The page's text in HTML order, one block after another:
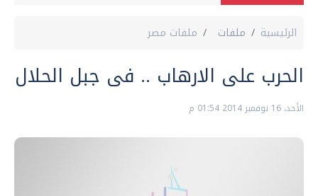
الرئيسية ملفات ملفات مصر
الحرب على الارهاب .. فى جبل الحلال
الأحد، 16 نوفمبر 2014 01:54 م